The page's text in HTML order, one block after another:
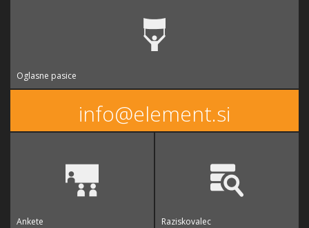
Oglasne pasice
info@element.si
Ankete Raziskovalec